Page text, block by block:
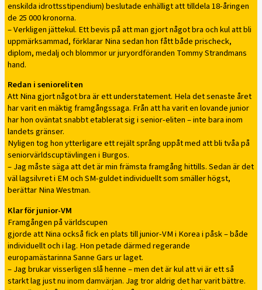
enskilda idrottsstipendium) beslutade enhälligt att tilldela 18-åringen
de 25 000 kronorna.
– Verkligen jättekul. Ett bevis på att man gjort något bra och kul att bli
uppmärksammad, förklarar Nina sedan hon fått både prischeck,
diplom, medalj och blommor ur juryordföranden Tommy Strandmans
hand.
Redan i senioreliten
Att Nina gjort något bra är ett understatement. Hela det senaste året
har varit en mäktig framgångssaga. Från att ha varit en lovande junior
har hon oväntat snabbt etablerat sig i senior-eliten – inte bara inom
landets gränser.
Nyligen tog hon ytterligare ett rejält språng uppåt med att bli tvåa på
seniorvärldscuptävlingen i Burgos.
– Jag måste säga att det är min främsta framgång hittills. Sedan är det
väl lagsilvret i EM och SM-guldet individuellt som smäller högst,
berättar Nina Westman.
Klar för junior-VM
Framgången på världscupen
gjorde att Nina också fick en plats till junior-VM i Korea i påsk – både
individuellt och i lag. Hon petade därmed regerande
europamästarinna Sanne Gars ur laget.
– Jag brukar visserligen slå henne – men det är kul att vi är ett så
starkt lag just nu inom damvärjan. Jag tror aldrig det har varit bättre.